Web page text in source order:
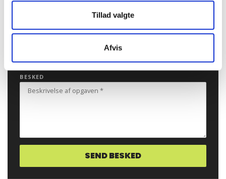
Tillad valgte
Afvis
BESKED